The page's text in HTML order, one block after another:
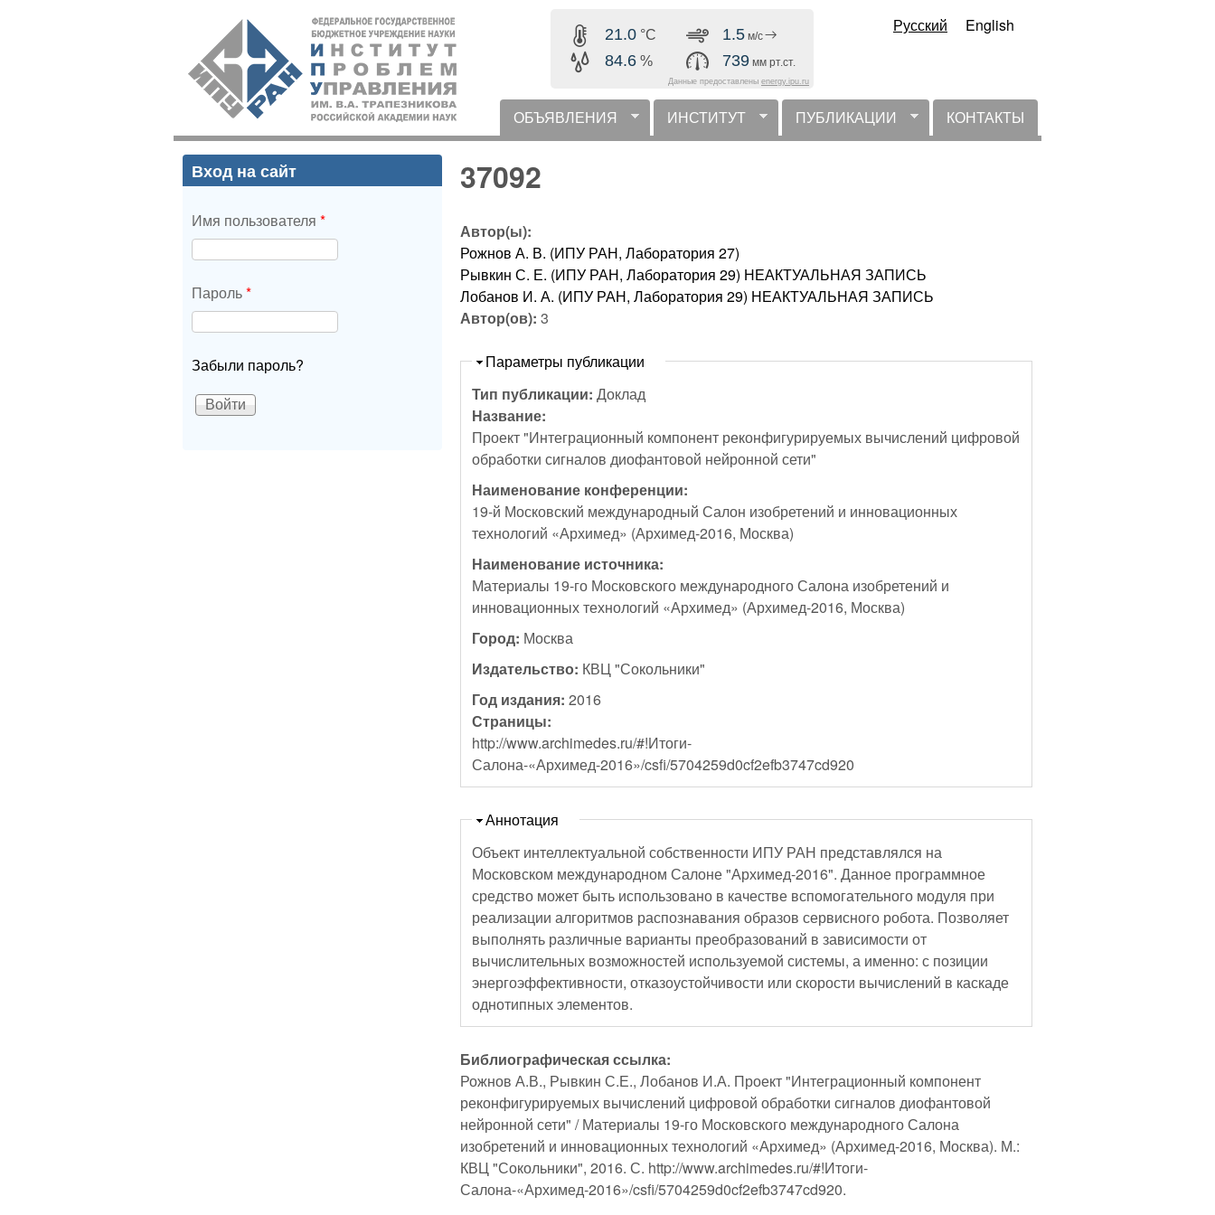
содержанию
ИПУ
РАН
21.0 °C
84.6 %
1.5 м/с
739 мм рт.ст.
Данные предоставлены energy.ipu.ru
Русский English
горизонтальное меню
ОБЪЯВЛЕНИЯ ИНСТИТУТ ПУБЛИКАЦИИ КОНТАКТЫ
37092
Автор(ы):
Рожнов А. В. (ИПУ РАН, Лаборатория 27)
Рывкин С. Е. (ИПУ РАН, Лаборатория 29) НЕАКТУАЛЬНАЯ ЗАПИСЬ
Лобанов И. А. (ИПУ РАН, Лаборатория 29) НЕАКТУАЛЬНАЯ ЗАПИСЬ
Автор(ов):3
Скрыть
Параметры публикации
Тип публикации:Доклад
Название:
Проект "Интеграционный компонент реконфигурируемых вычислений цифровой
обработки сигналов диофантовой нейронной сети"
Наименование конференции:
19-й Московский международный Салон изобретений и инновационных
технологий «Архимед» (Архимед-2016, Москва)
Наименование источника:
Материалы 19-го Московского международного Салона изобретений и
инновационных технологий «Архимед» (Архимед-2016, Москва)
Город: Москва
Издательство: КВЦ "Сокольники"
Год издания:2016
Страницы:
http://www.archimedes.ru/#!Итоги-
Салона-«Архимед-2016»/csfi/5704259d0cf2efb3747cd920
Скрыть
Аннотация
Объект интеллектуальной собственности ИПУ РАН представлялся на
Московском международном Салоне "Архимед-2016". Данное программное
средство может быть использовано в качестве вспомогательного модуля при
реализации алгоритмов распознавания образов сервисного робота. Позволяет
выполнять различные варианты преобразований в зависимости от
вычислительных возможностей используемой системы, а именно: с позиции
энергоэффективности, отказоустойчивости или скорости вычислений в каскаде
однотипных элементов.
Библиографическая ссылка:
Рожнов А.В., Рывкин С.Е., Лобанов И.А. Проект "Интеграционный компонент
реконфигурируемых вычислений цифровой обработки сигналов диофантовой
нейронной сети" / Материалы 19-го Московского международного Салона
изобретений и инновационных технологий «Архимед» (Архимед-2016, Москва). М.:
КВЦ "Сокольники", 2016. С. http://www.archimedes.ru/#!Итоги-
Салона-«Архимед-2016»/csfi/5704259d0cf2efb3747cd920.
Вход на сайт
Имя пользователя *
Пароль*
Забыли пароль?